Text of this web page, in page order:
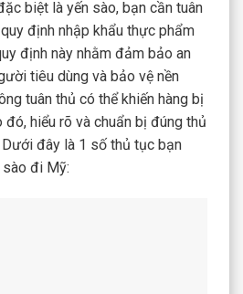
biệt là yến sào, bạn cần tuân
định nhập khẩu thực phẩm
định này nhằm đảm bảo an
tiêu dùng và bảo vệ nền
tuân thủ có thể khiến hàng bị
hiểu rõ và chuẩn bị đúng thủ
đây là 1 số thủ tục bạn
đi Mỹ: